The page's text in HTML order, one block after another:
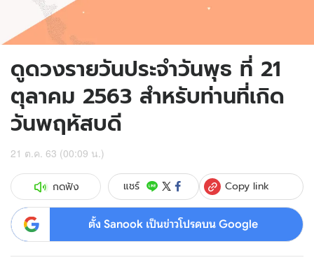
ดูดวงรายวันประจำวันพุธ ที่ 21
ตุลาคม 2563 สำหรับท่านที่เกิด
วันพฤหัสบดี
21 ต.ค. 63 (00:09 น.)
กดฟัง แชร์ Copy link
ตั้ง Sanook เป็นข่าวโปรดบน Google